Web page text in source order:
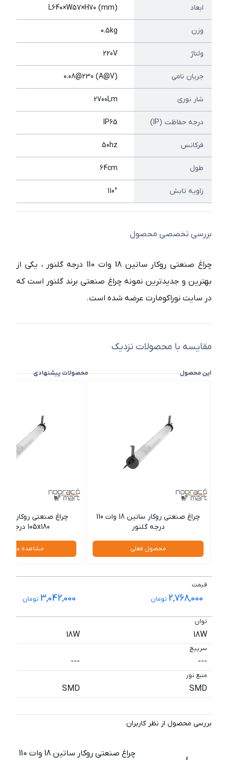
ابعاد L640×W57×H70 (mm)
وزن 0.5kg
ولتاژ 220V
جریان نامی (A@V) 0.08@230
شار نوری 2700Lm
درجه حفاظت (IP) IP65
فرکانس 50hz
طول 64cm
زاویه تابش 110°
بررسی تخصصی محصول
چراغ صنعتی روکار ساتین 18 وات 110 درجه گلنور ، یکی از
بهترین و جدیدترین نمونه چراغ صنعتی برند گلنور است که
در سایت نوراکومارت عرضه شده است.
مقایسه با محصولات نزدیک
این محصول محصولات پیشنهادی
چراغ صنعتی روکار ساتین 18 وات 110
درجه گلنور
محصول فعلی
105x180 درجه گلنور
مشاهده
قیمت
2,768,000 تومان 3,042,000 تومان
توان
18W
18W
سرپیچ
---
---
منبع نور
SMD
SMD
بررسی محصول از نظر کاربران
چراغ صنعتی روکار ساتین 18 وات 110